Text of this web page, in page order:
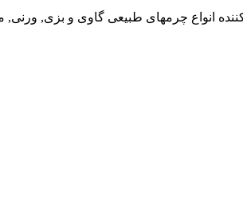
انواع چرمهای طبیعی گاوی و بزی,